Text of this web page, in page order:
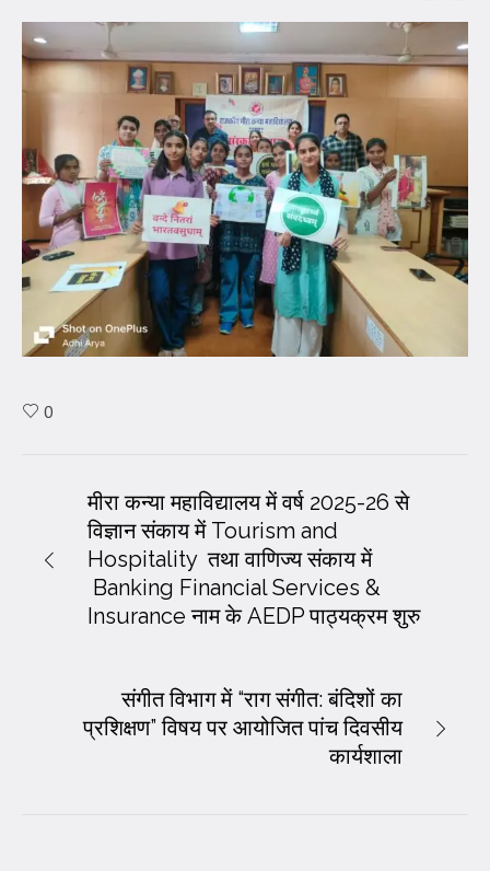
0
मीरा कन्या महाविद्यालय में वर्ष 2025-26 से
विज्ञान संकाय में Tourism and
Hospitality तथा वाणिज्य संकाय में
Banking Financial Services &
Insurance नाम के AEDP पाठ्यक्रम शुरु
संगीत विभाग में “राग संगीत: बंदिशों का
प्रशिक्षण” विषय पर आयोजित पांच दिवसीय
कार्यशाला